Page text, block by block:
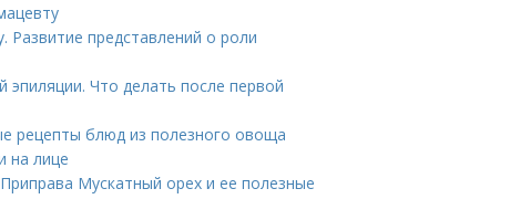
Развитие представлений о роли
Что делать после первой
рецепты блюд из полезного овоща
на лице
Мускатный орех и ее полезные